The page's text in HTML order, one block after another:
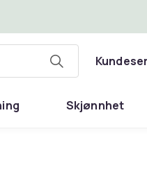
Skjønnhet